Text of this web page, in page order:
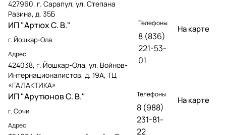
427960, г. Сарапул, ул. Степана
Разина, д. 35Б
ИП "Артюх С. В."
г. Йошкар-Ола
Адрес
424038, г. Йошкар-Ола, ул. Войнов-
Интернационалистов, д. 19А, ТЦ
«ГАЛАКТИКА»
Телефоны
8 (836)
221-53-
01
На карте
ИП "Арутюнов С. В."
г. Сочи
Адрес
Телефоны
8 (988)
231-81-
22
На карте